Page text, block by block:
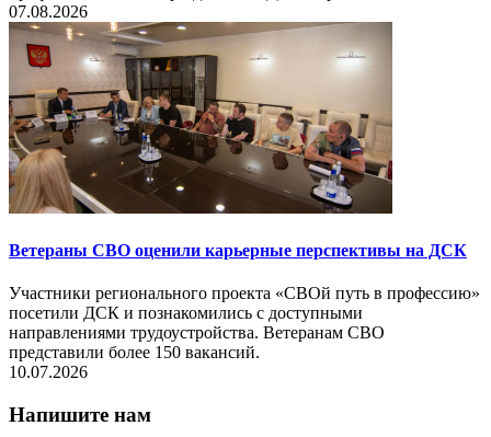
07.08.2026
Ветераны СВО оценили карьерные перспективы на ДСК
Участники регионального проекта «СВОй путь в профессию»
посетили ДСК и познакомились с доступными
направлениями трудоустройства. Ветеранам СВО
представили более 150 вакансий.
10.07.2026
Напишите нам